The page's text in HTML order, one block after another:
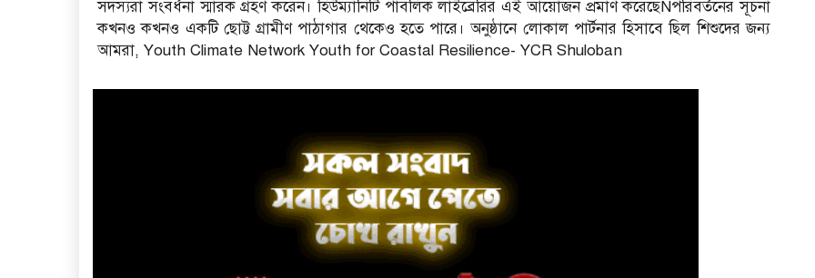
সদস্যরা সংবর্ধনা স্মারক গ্রহণ করেন। হিউম্যানিটি পাবলিক লাইব্রেরির এই আয়োজন প্রমাণ করেছেÑপরিবর্তনের সূচনা
কখনও কখনও একটি ছোট্ট গ্রামীণ পাঠাগার থেকেও হতে পারে। অনুষ্ঠানে লোকাল পার্টনার হিসাবে ছিল শিশুদের জন্য
আমরা, Youth Climate Network Youth for Coastal Resilience- YCR Shuloban